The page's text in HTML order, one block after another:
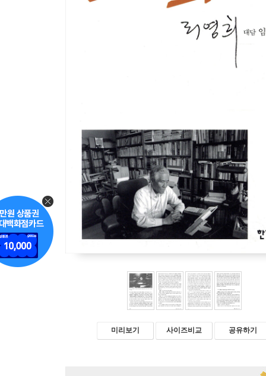
미리보기 사이즈비교 공유하기